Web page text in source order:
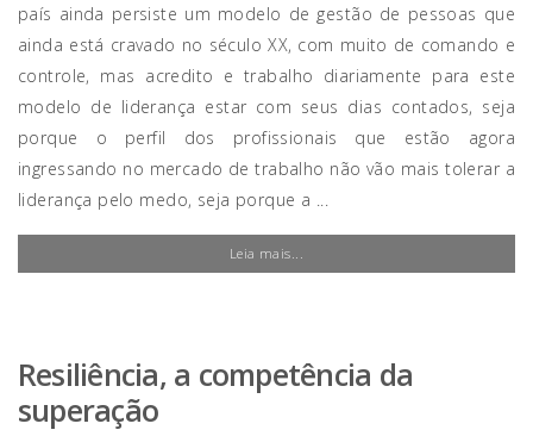
país ainda persiste um modelo de gestão de pessoas que
ainda está cravado no século XX, com muito de comando e
controle, mas acredito e trabalho diariamente para este
modelo de liderança estar com seus dias contados, seja
porque o perfil dos profissionais que estão agora
ingressando no mercado de trabalho não vão mais tolerar a
liderança pelo medo, seja porque a ...
Leia mais...
Resiliência, a competência da
superação